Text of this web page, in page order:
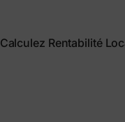
Calculez Rentabilité